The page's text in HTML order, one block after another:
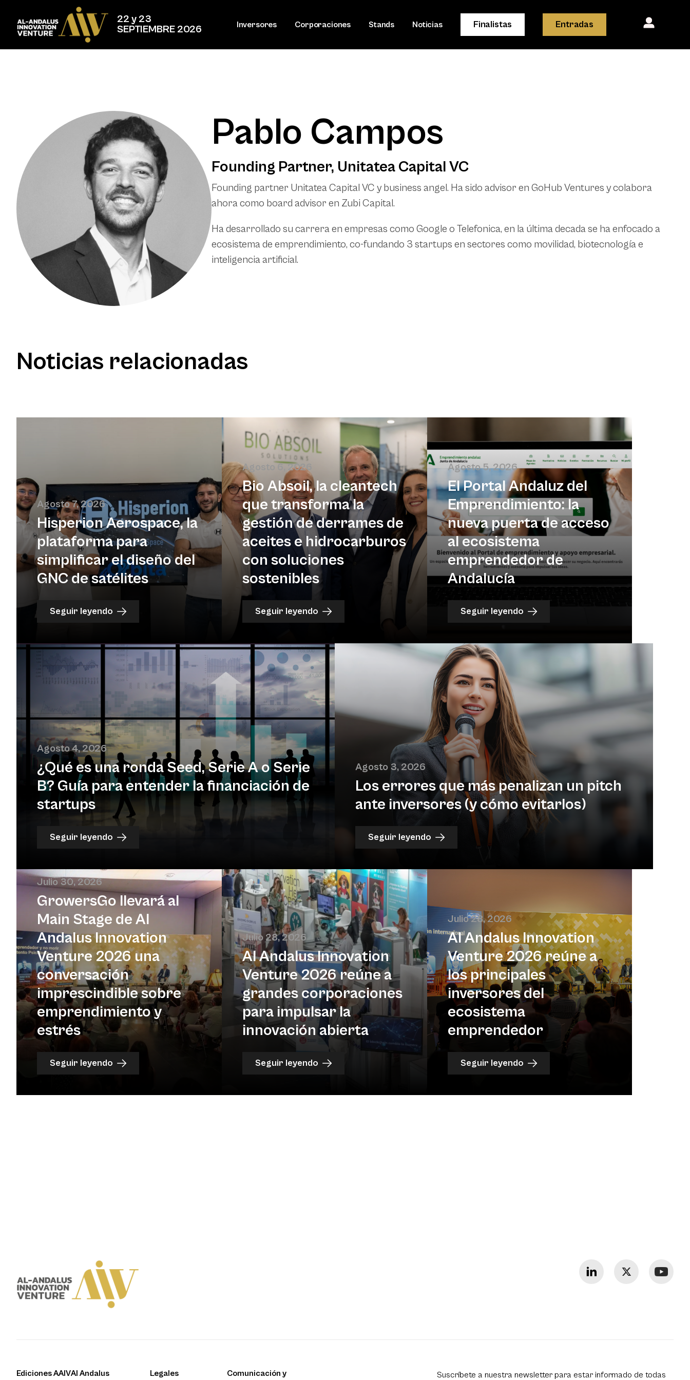
22 y 23
SEPTIEMBRE 2026
Inversores Corporaciones Stands Noticias Finalistas Entradas
Pablo Campos
Founding Partner, Unitatea Capital VC
Founding partner Unitatea Capital VC y business angel. Ha sido advisor en GoHub Ventures y colabora
ahora como board advisor en Zubi Capital.
Ha desarrollado su carrera en empresas como Google o Telefonica, en la última decada se ha enfocado a
ecosistema de emprendimiento, co-fundando 3 startups en sectores como movilidad, biotecnología e
inteligencia artificial.
Noticias relacionadas
Agosto 7, 2026
Hisperion Aerospace, la
plataforma para
simplificar el diseño del
GNC de satélites
Seguir leyendo
Agosto 6, 2026
Bio Absoil, la cleantech
que transforma la
gestión de derrames de
aceites e hidrocarburos
con soluciones
sostenibles
Seguir leyendo
Agosto 5, 2026
El Portal Andaluz del
Emprendimiento: la
nueva puerta de acceso
al ecosistema
emprendedor de
Andalucía
Seguir leyendo
Agosto 4, 2026
¿Qué es una ronda Seed, Serie A o Serie
B? Guía para entender la financiación de
startups
Seguir leyendo
Agosto 3, 2026
Los errores que más penalizan un pitch
ante inversores (y cómo evitarlos)
Seguir leyendo
Julio 30, 2026
GrowersGo llevará al
Main Stage de Al
Andalus Innovation
Venture 2026 una
conversación
imprescindible sobre
emprendimiento y
estrés
Seguir leyendo
Julio 28, 2026
Al Andalus Innovation
Venture 2026 reúne a
grandes corporaciones
para impulsar la
innovación abierta
Seguir leyendo
Julio 28, 2026
Al Andalus Innovation
Venture 2026 reúne a
los principales
inversores del
ecosistema
emprendedor
Seguir leyendo
Ediciones AAIVAl Andalus
Legales
Comunicación y
Suscríbete a nuestra newsletter para estar informado de todas